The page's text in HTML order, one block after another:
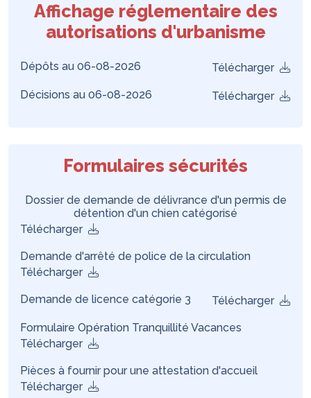
Affichage réglementaire des
autorisations d'urbanisme
Dépôts au 06-08-2026 Télécharger
Décisions au 06-08-2026 Télécharger
Formulaires sécurités
Dossier de demande de délivrance d'un permis de
détention d'un chien catégorisé
Télécharger
Demande d'arrêté de police de la circulation
Télécharger
Demande de licence catégorie 3 Télécharger
Formulaire Opération Tranquillité Vacances
Télécharger
Pièces à fournir pour une attestation d'accueil
Télécharger